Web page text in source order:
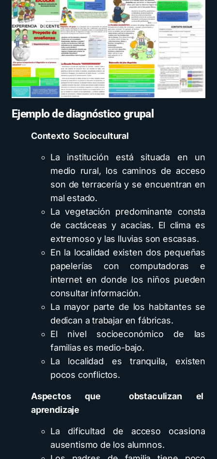
Ejemplo de diagnóstico grupal
ContextoSociocultural
La institución está situada en un
medio rural, los caminos de acceso
son de terracería y se encuentran en
mal estado.
La vegetación predominante consta
de cactáceas y acacias. El clima es
extremoso y las lluvias son escasas.
En la localidad existen dos pequeñas
papelerías con computadoras e
internet en donde los niños pueden
consultar información.
La mayor parte de los habitantes se
dedican a trabajar en fábricas.
El nivel socioeconómico de las
familias es medio-bajo.
La localidad es tranquila, existen
pocos conflictos.
Aspectos que obstaculizan el
aprendizaje
La dificultad de acceso ocasiona
ausentismo de los alumnos.